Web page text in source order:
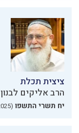
ציצית תכלת
הרב אליקים לבנון
יח תשרי התשפו (10.10.2025)